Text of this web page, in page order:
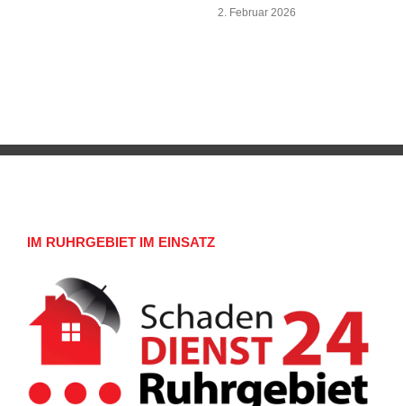
2. Februar 2026
IM RUHRGEBIET IM EINSATZ